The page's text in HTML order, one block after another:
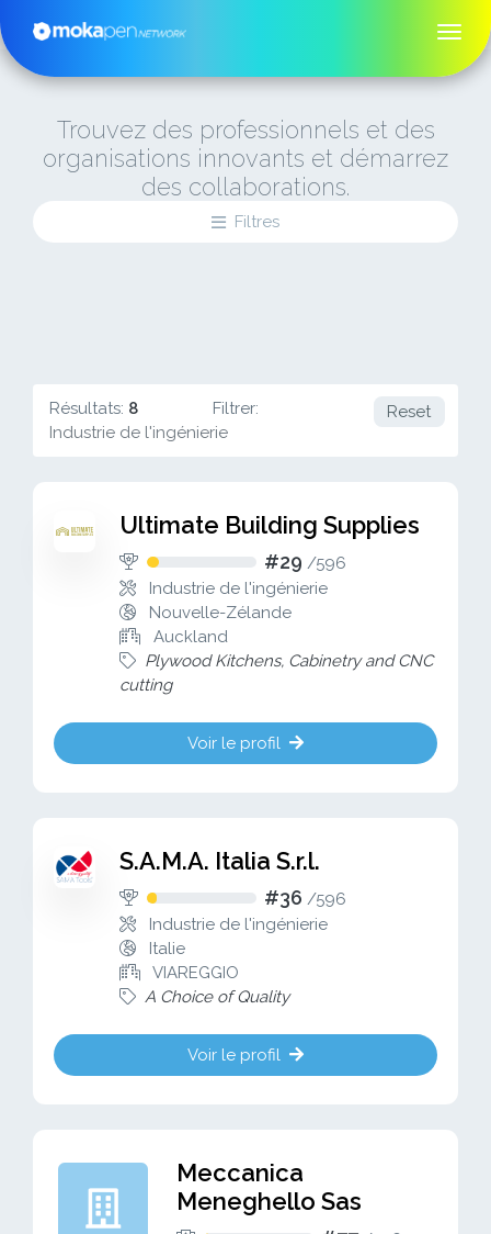
Trouvez des professionnels et des
organisations innovants et démarrez
des collaborations.
Filtres
Résultats: 8
Filtrer:
Industrie de l'ingénierie
Reset
Ultimate Building Supplies
#29 /596
Industrie de l'ingénierie
Nouvelle-Zélande
Auckland
Plywood Kitchens, Cabinetry and CNC
cutting
Voir le profil
S.A.M.A. Italia S.r.l.
#36 /596
Industrie de l'ingénierie
Italie
VIAREGGIO
A Choice of Quality
Voir le profil
Meccanica
Meneghello Sas